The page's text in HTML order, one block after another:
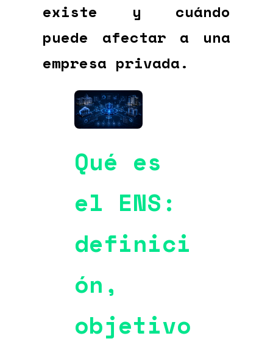
existe y cuándo
puede afectar a una
empresa privada.
Qué es
el ENS:
definici
ón,
objetivo